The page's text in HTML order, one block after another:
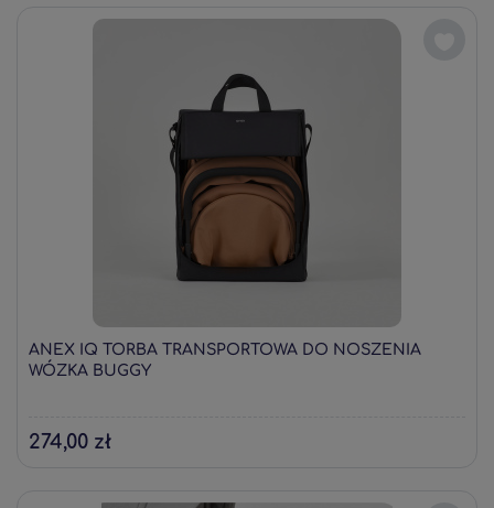
ANEX IQ TORBA TRANSPORTOWA DO NOSZENIA
WÓZKA BUGGY
274,00 zł